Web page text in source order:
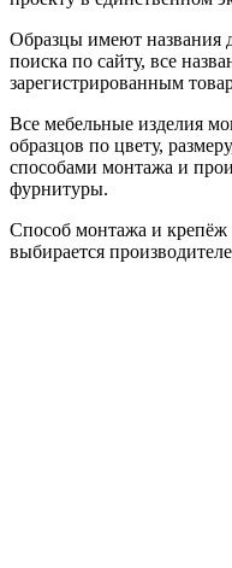
Образцы имеют названия
поиска по сайту, все
зарегистрированным
Все мебельные изделия
образцов по цвету,
способами монтажа и
фурнитуры.
Способ монтажа и крепёж
выбирается